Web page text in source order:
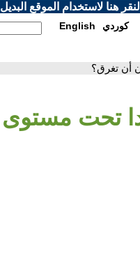
هنا لاستخدام الموقع البديل
English كوردي
أن تغرق؟
تحت